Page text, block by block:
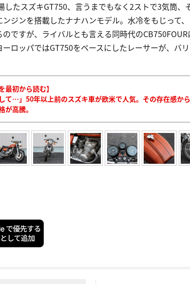
したスズキGT750、言うまでもなく2ストで3気筒
ンジンを搭載したナナハンモデル。水冷をもじって
ですが、ライバルとも言える同時代のCB750FOUR
ロッパではGT750をベースにしたレーサーが、バ
最初から読む】
して…」50年以上前のスズキ車が欧米で人気。その存在感か
が高騰。